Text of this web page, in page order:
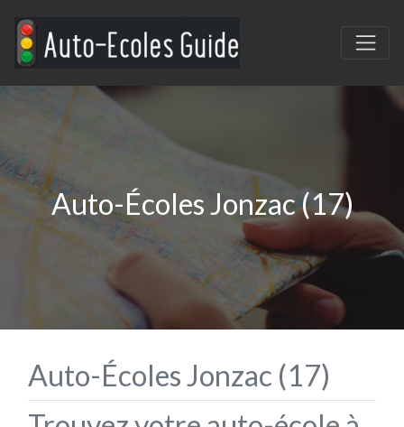
Auto-Écoles Jonzac (17)
Auto-Écoles Jonzac (17)